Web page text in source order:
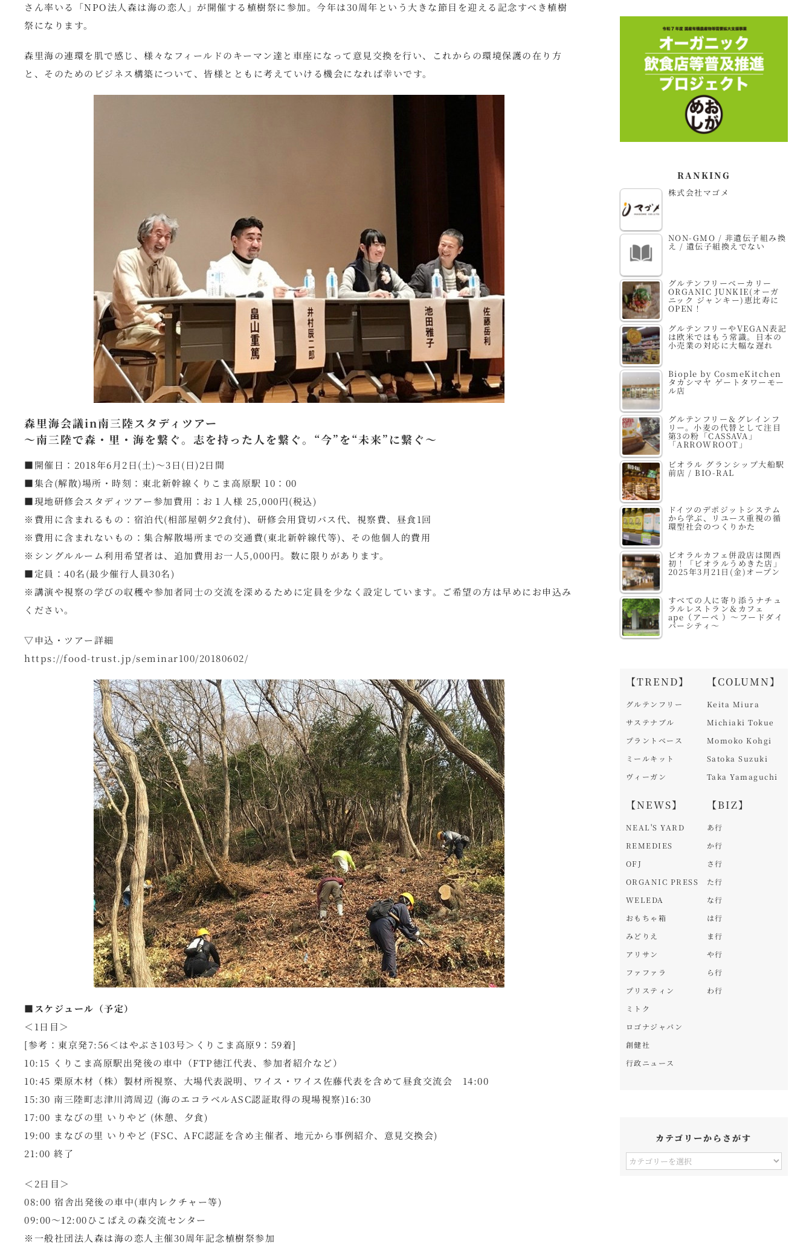
さん率いる「NPO法人森は海の恋人」が開催する植樹祭に参加。今年は30周年という大きな節目を迎える記念すべき植樹
祭になります。
森里海の連環を肌で感じ、様々なフィールドのキーマン達と車座になって意見交換を行い、これからの環境保護の在り方
と、そのためのビジネス構築について、皆様とともに考えていける機会になれば幸いです。
森里海会議in南三陸スタディツアー
～南三陸で森・里・海を繋ぐ。志を持った人を繋ぐ。“今”を“未来”に繋ぐ～
■開催日：2018年6月2日(土)～3日(日)2日間
■集合(解散)場所・時刻：東北新幹線くりこま高原駅 10：00
■現地研修会スタディツアー参加費用：お１人様 25,000円(税込)
※費用に含まれるもの：宿泊代(相部屋朝夕2食付)、研修会用貸切バス代、視察費、昼食1回
※費用に含まれないもの：集合解散場所までの交通費(東北新幹線代等)、その他個人的費用
※シングルルーム利用希望者は、追加費用お一人5,000円。数に限りがあります。
■定員：40名(最少催行人員30名)
※講演や視察の学びの収穫や参加者同士の交流を深めるために定員を少なく設定しています。ご希望の方は早めにお申込み
ください。
▽申込・ツアー詳細
https://food-trust.jp/seminar100/20180602/
■スケジュール（予定）
＜1日目＞
[参考：東京発7:56＜はやぶさ103号＞くりこま高原9：59着]
10:15 くりこま高原駅出発後の車中（FTP徳江代表、参加者紹介など）
10:45 栗原木材（株）製材所視察、大場代表説明、ワイス・ワイス佐藤代表を含めて昼食交流会 14:00
15:30 南三陸町志津川湾周辺 (海のエコラベルASC認証取得の現場視察)16:30
17:00 まなびの里 いりやど (休憩、夕食)
19:00 まなびの里 いりやど (FSC、AFC認証を含め主催者、地元から事例紹介、意見交換会)
21:00 終了
＜2日目＞
08:00 宿舎出発後の車中(車内レクチャー等)
09:00～12:00ひこばえの森交流センター
※一般社団法人森は海の恋人主催30周年記念植樹祭参加
RANKING
株式会社マゴメ
NON-GMO / 非遺伝子組み換
え / 遺伝子組換えでない
グルテンフリーベーカリー
ORGANIC JUNKIE(オーガ
ニック ジャンキー)恵比寿に
OPEN！
グルテンフリーやVEGAN表記
は欧米ではもう常識。日本の
小売業の対応に大幅な遅れ
Biople by CosmeKitchen
タカシマヤ ゲートタワーモー
ル店
グルテンフリー＆グレインフ
リー。小麦の代替として注目
第3の粉「CASSAVA」
「ARROWROOT」
ビオラル グランシップ大船駅
前店 / BIO-RAL
ドイツのデポジットシステム
から学ぶ、リユース重視の循
環型社会のつくりかた
ビオラルカフェ併設店は関西
初！「ビオラルうめきた店」
2025年3月21日(金)オープン
すべての人に寄り添うナチュ
ラルレストラン＆カフェ
ape（アーペ ）～フードダイ
バーシティ～
【TREND】
グルテンフリー
サステナブル
プラントベース
ミールキット
ヴィーガン
【NEWS】
NEAL'S YARD
REMEDIES
OFJ
ORGANIC PRESS
WELEDA
おもちゃ箱
みどりえ
アリサン
ファファラ
プリスティン
ミトク
ロゴナジャパン
創健社
行政ニュース
【COLUMN】
Keita Miura
Michiaki Tokue
Momoko Kohgi
Satoka Suzuki
Taka Yamaguchi
【BIZ】
あ行
か行
さ行
た行
な行
は行
ま行
や行
ら行
わ行
カテゴリーからさがす
カ